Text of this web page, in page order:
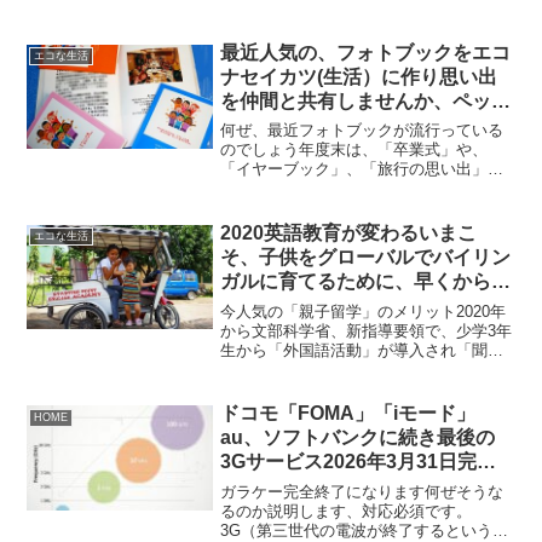
用の特徴は「長期・積立・分散」です。
「...
エコな生活
最近人気の、フォトブックをエコ
ナセイカツ(生活）に作り思い出
を仲間と共有しませんか、ペット
の記録もいいかも、SNSより紙媒
体のほうが安全性も高いです
何ぜ、最近フォトブックが流行っている
のでしょう年度末は、「卒業式」や、
「イヤーブック」、「旅行の思い出」、
す。私の周りでも、結構作っているグル
ープが多いので驚いていま...
エコな生活
2020英語教育が変わるいまこ
そ、子供をグローバルでバイリン
ガルに育てるために、早くから英
語に接するためには、「親子留
学」が効果的
今人気の「親子留学」のメリット2020年
から文部科学省、新指導要領で、少学3年
生から「外国語活動」が導入され「聞
が、この活動で外国語に楽しく接する基
本が築かれます。まさに...
HOME
ドコモ「FOMA」「iモード」
au、ソフトバンクに続き最後の
3Gサービス2026年3月31日完全
終了
ガラケー完全終了になります何ぜそうな
るのか説明します、対応必須です。
3G（第三世代の電波が終了するというこ